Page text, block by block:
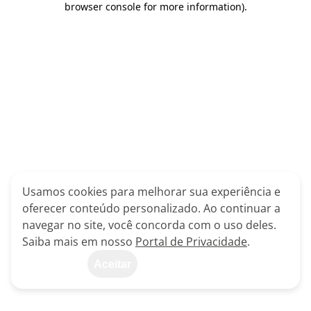
browser console for more information).
Usamos cookies para melhorar sua experiência e
oferecer conteúdo personalizado. Ao continuar a
navegar no site, você concorda com o uso deles.
Saiba mais em nosso Portal de Privacidade.